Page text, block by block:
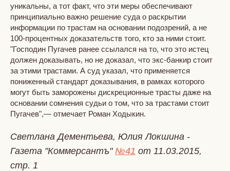
уникальны, а тот факт, что эти меры обеспечивают
принципиально важно решение суда о раскрытии
информации по трастам на основании подозрений, а не
100-процентных доказательств того, кто за ними стоит.
"Господин Пугачев ранее ссылался на то, что это истец
должен доказывать, но не доказал, что экс-банкир стоит
за этими трастами. А суд указал, что применяется
пониженный стандарт доказывания, в рамках которого
могут быть заморожены дискреционные трасты даже на
основании сомнения судьи о том, что за трастами стоит
Пугачев",— отмечает Роман Ходыкин.
Светлана Дементьева, Юлия Локшина -
Газета "Коммерсантъ" №41 от 11.03.2015,
стр. 1